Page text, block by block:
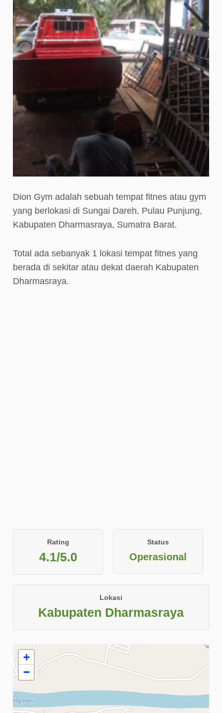
Dion Gym adalah sebuah tempat fitnes atau gym
yang berlokasi di Sungai Dareh, Pulau Punjung,
Kabupaten Dharmasraya, Sumatra Barat.
Total ada sebanyak 1 lokasi tempat fitnes yang
berada di sekitar atau dekat daerah Kabupaten
Dharmasraya.
Rating
4.1/5.0
Status
Operasional
Lokasi
Kabupaten Dharmasraya
+
−